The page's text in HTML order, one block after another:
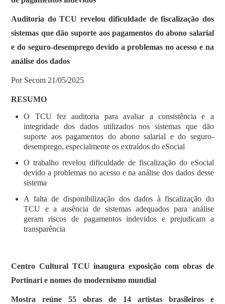
Auditoria do TCU revelou dificuldade de fiscalização dos
sistemas que dão suporte aos pagamentos do abono salarial
e do seguro-desemprego devido a problemas no acesso e na
análise dos dados
Por Secom 21/05/2025
RESUMO
O TCU fez auditoria para avaliar a consistência e a
integridade dos dados utilizados nos sistemas que dão
suporte aos pagamentos do abono salarial e do seguro-
desemprego, especialmente os extraídos do eSocial
O trabalho revelou dificuldade de fiscalização do eSocial
devido a problemas no acesso e na análise dos dados desse
sistema
A falta de disponibilização dos dados à fiscalização do
TCU e a ausência de sistemas adequados para análise
geram riscos de pagamentos indevidos e prejudicam a
transparência
Centro Cultural TCU inaugura exposição com obras de
Portinari e nomes do modernismo mundial
Mostra reúne 55 obras de 14 artistas brasileiros e